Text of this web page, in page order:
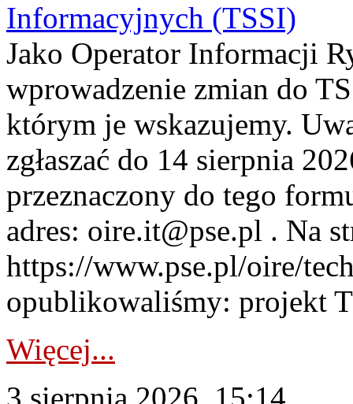
Informacyjnych (TSSI)
Jako Operator Informacji
wprowadzenie zmian do
którym je wskazujemy.
zgłaszać do 14 sierpnia
przeznaczony do tego
adres: oire.it@pse.pl . Na
https://www.pse.pl/oire/
opublikowaliśmy: projekt
Więcej...